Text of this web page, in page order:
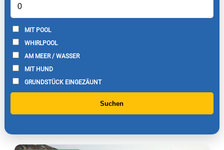
MIT POOL
WHIRLPOOL
AM MEER / WASSER
MIT HUND
GRUNDSTÜCK EINGEZÄUNT
Suchen